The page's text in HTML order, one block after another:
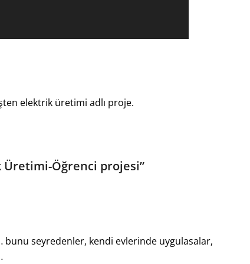
elektrik üretimi adlı proje.
Öğrenci projesi”
bunu seyredenler, kendi evlerinde uygulasalar,